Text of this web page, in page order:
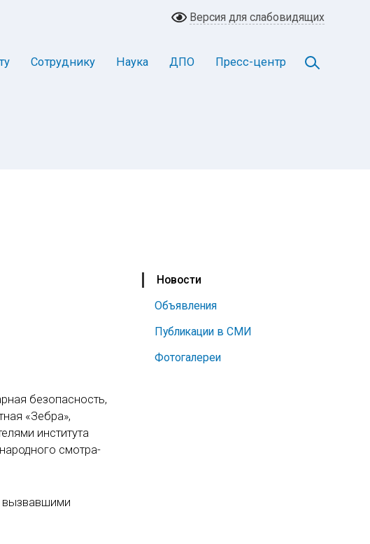
Версия для слабовидящих
Сотруднику Наука ДПО Пресс-центр
Новости
Объявления
Публикации в СМИ
Фотогалереи
безопасность,
«Зебра»,
института
смотра-
вызвавшими